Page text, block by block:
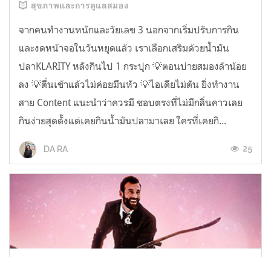
สุขภาพและการดูแลสมอง
จากคนทำงานหนักและวัยเลข 3 นอกจากเริ่มปรับการกิน
และงดหน้าจอในวันหยุดแล้ว เราเลือกเสริมด้วยน้ำมัน
ปลาKLARITY หลังกินไป 1 กระปุก 💡ตอนบ่ายสมองล้าน้อย
ลง 💡ตื่นเช้าแล้วไม่ค่อยมึนหัว 💡ไอเดียไม่ตัน ยิ่งทำงาน
สาย Content แนะนำว่าควรมี ชอบตรงที่ไม่มีกลิ่นคาวเลย
กินง่ายสุดตั้งแต่เคยกินน้ำมันปลามาเลย ใครที่เคยกิ...
DA RA 25